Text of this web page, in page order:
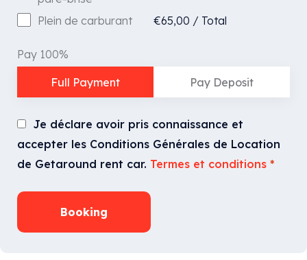
Plein de carburant €65,00 / Total
Pay 100%
Full Payment Pay Deposit
Je déclare avoir pris connaissance et
accepter les Conditions Générales de Location
de Getaround rent car. Termes et conditions *
Booking